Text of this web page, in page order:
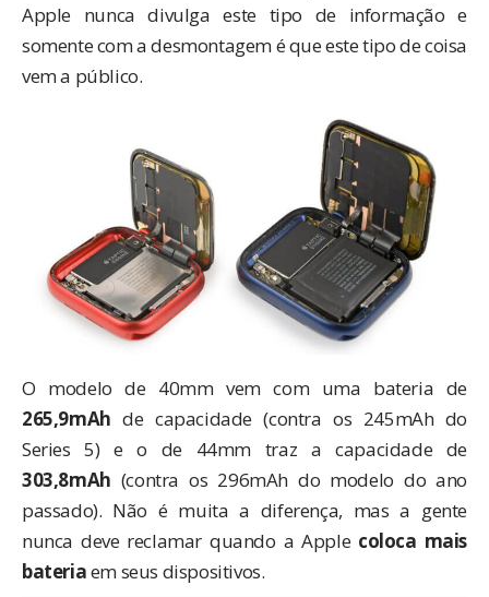
Apple nunca divulga este tipo de informação e
somente com a desmontagem é que este tipo de coisa
vem a público.
O modelo de 40mm vem com uma bateria de
265,9mAh de capacidade (contra os 245mAh do
Series 5) e o de 44mm traz a capacidade de
303,8mAh (contra os 296mAh do modelo do ano
passado). Não é muita a diferença, mas a gente
nunca deve reclamar quando a Apple coloca mais
bateriaem seus dispositivos.